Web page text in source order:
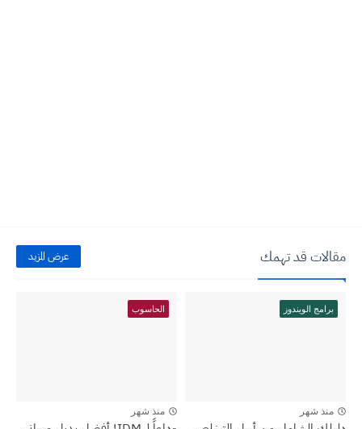
مقالات قد تهمك عرض المزيد
برامج الويندوز
منذ شهر
الحاسوب
منذ شهر